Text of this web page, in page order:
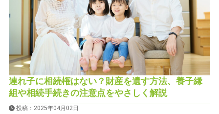
連れ子に相続権はない？財産を遺す方法、養子縁
組や相続手続きの注意点をやさしく解説
投稿：2025年04月02日